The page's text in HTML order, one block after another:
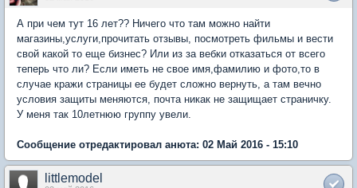
А при чем тут 16 лет?? Ничего что там можно найти
магазины,услуги,прочитать отзывы, посмотреть фильмы и вести
свой какой то еще бизнес? Или из за вебки отказаться от всего
теперь что ли? Если иметь не свое имя,фамилию и фото,то в
случае кражи страницы ее будет сложно вернуть, а там вечно
условия защиты меняются, почта никак не защищает страничку.
У меня так 10летнюю группу увели.
Сообщение отредактировал анюта: 02 Май 2016 - 15:10
littlemodel